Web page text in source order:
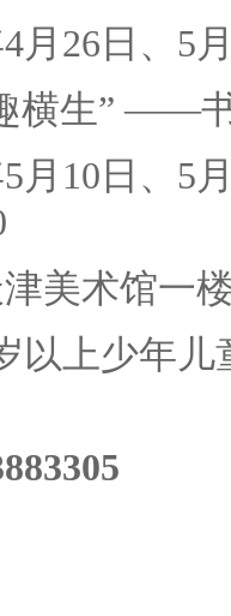
4月26日、
横生” ——
月10日、5
美术馆一
以上少年儿